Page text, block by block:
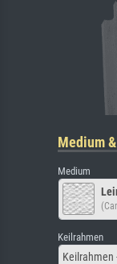
Medium
Medium
Keilrahmen
Keilrahmen